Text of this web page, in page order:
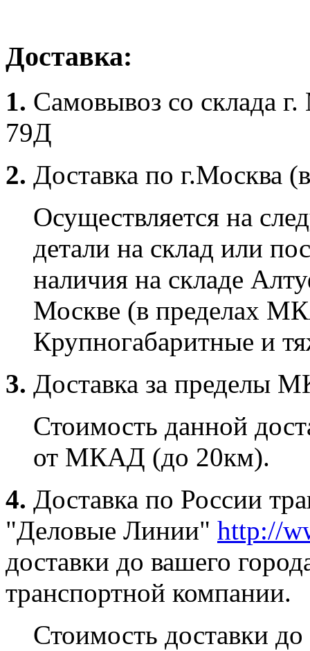
Доставка:
1. Самовывоз со склада
79Д
2. Доставка по г.Москва
Осуществляется на
детали на склад или
наличия на складе
Москве (в пределах
Крупногабаритные и
3. Доставка за пределы
Стоимость данной
от МКАД (до 20км).
4. Доставка по России
"Деловые Линии" http://
доставки до вашего
транспортной компании.
Стоимость доставки